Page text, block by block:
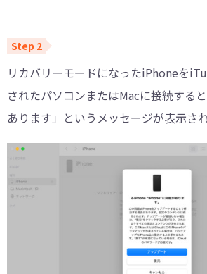
リカバリーモードになったiPhoneを
されたパソコンまたはMacに接続する
あります」というメッセージが表示され